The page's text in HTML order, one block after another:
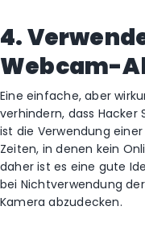
4.
Webcam-
Eine einfache, aber
verhindern, dass Hacker
ist die Verwendung
Zeiten, in denen kein
daher ist es eine gute
bei Nichtverwendung
Kamera abzudecken.